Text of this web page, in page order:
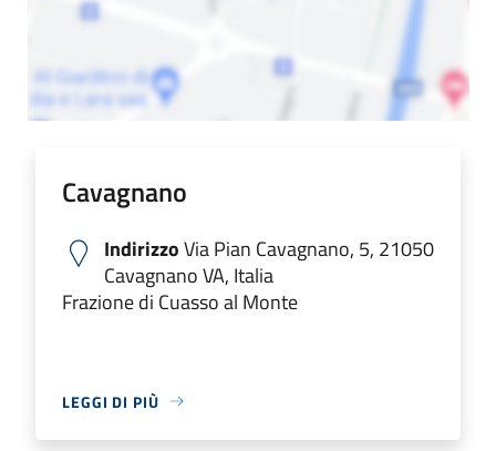
Cavagnano
IndirizzoVia Pian Cavagnano, 5, 21050
Cavagnano VA, Italia
Frazione di Cuasso al Monte
LEGGI DI PIÙ